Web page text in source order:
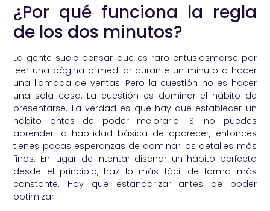
¿Por qué funciona la regla
de los dos minutos?
La gente suele pensar que es raro entusiasmarse por
leer una página o meditar durante un minuto o hacer
una llamada de ventas. Pero la cuestión no es hacer
una sola cosa. La cuestión es dominar el hábito de
presentarse. La verdad es que hay que establecer un
hábito antes de poder mejorarlo. Si no puedes
aprender la habilidad básica de aparecer, entonces
tienes pocas esperanzas de dominar los detalles más
finos. En lugar de intentar diseñar un hábito perfecto
desde el principio, haz lo más fácil de forma más
constante. Hay que estandarizar antes de poder
optimizar.